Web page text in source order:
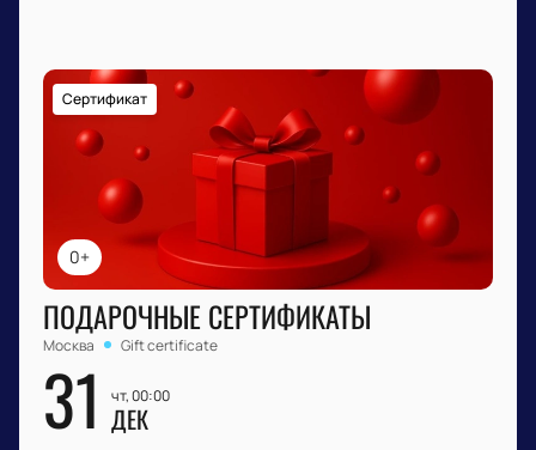
0+
Сертификат
ПОДАРОЧНЫЕ СЕРТИФИКАТЫ
Москва Gift certificate
31 чт, 00:00
ДЕК